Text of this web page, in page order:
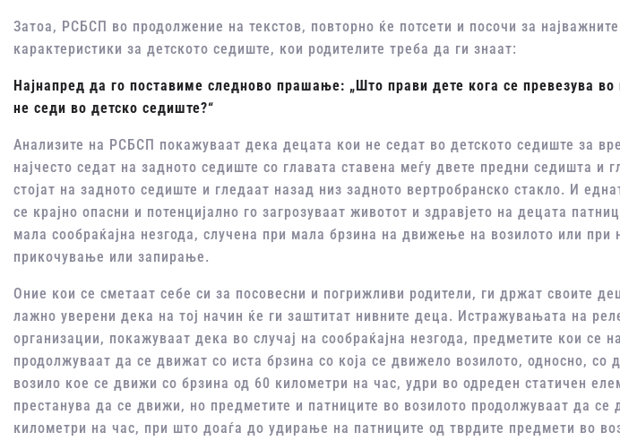
Затоа, РСБСП во продолжение на текстов, повторно ќе потсети и посочи за
карактеристики за детското седиште, кои родителите треба да ги знаат:
Најнапред да го поставиме следново прашање: „Што прави дете кога се превезува
не седи во детско седиште?“
Анализите на РСБСП покажуваат дека децата кои не седат во детското седиште за
најчесто седат на задното седиште со главата ставена меѓу двете предни седишта и
стојат на задното седиште и гледаат назад низ задното вертробранско стакло. И
се крајно опасни и потенцијално го загрозуваат животот и здравјето на децата
мала сообраќајна незгода, случена при мала брзина на движење на возилото или при
прикочување или запирање.
Оние кои се сметаат себе си за посовесни и погрижливи родители, ги држат своите
лажно уверени дека на тој начин ќе ги заштитат нивните деца. Истражувањата на
организации, покажуваат дека во случај на сообраќајна незгода, предметите кои се
продолжуваат да се движат со иста брзина со која се движело возилото, односно, со
возило кое се движи со брзина од 60 километри на час, удри во одреден статичен
престанува да се движи, но предметите и патниците во возилото продолжуваат да се
километри на час, при што доаѓа до удирање на патниците од тврдите предмети во